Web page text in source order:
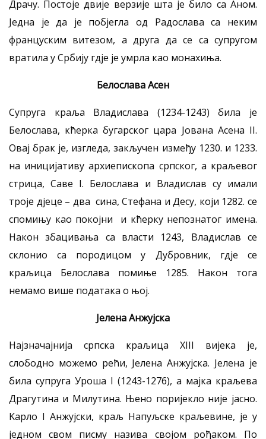
Драчу. Постоје двије верзије шта је било са Аном.
Једна је да је побјегла од Радослава са неким
француским витезом, а друга да се са супругом
вратила у Србију гдје је умрла као монахиња.
Белослава Асен
Супруга краља Владислава (1234-1243) била је
Белослава, кћерка бугарског цара Јована Асена II.
Овај брак је, изгледа, закључен између 1230. и 1233.
на иницијативу архиепископа српског, а краљевог
стрица, Саве I. Белослава и Владислав су имали
троје дјеце – два сина, Стефана и Десу, који 1282. се
спомињу као покојни и кћерку непознатог имена.
Након збацивања са власти 1243, Владислав се
склонио са породицом у Дубровник, гдје се
краљица Белослава помиње 1285. Након тога
немамо више података о њој.
Јелена Анжујска
Најзначајнија српска краљица XIII вијека је,
слободно можемо рећи, Јелена Анжујска. Јелена је
била супруга Уроша I (1243-1276), а мајка краљева
Драгутина и Милутина. Њено поријекло није јасно.
Kарло I Анжујски, краљ Напуљске краљевине, је у
једном свом писму назива својом рођаком. По